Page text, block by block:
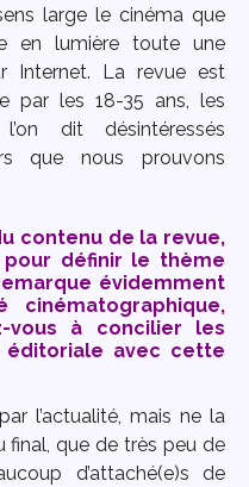
large le cinéma que
en lumière toute une
Internet. La revue est
par les 18-35 ans, les
dit désintéressés
que nous prouvons
contenu de la revue,
définir le thème
évidemment
cinématographique,
vous à concilier les
avec cette
l’actualité, mais ne la
final, que de très peu de
d’attaché(e)s de